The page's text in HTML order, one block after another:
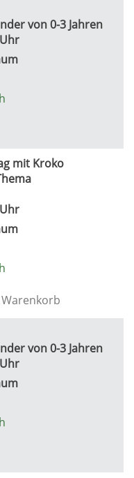
von 0-3 Jahren
mit Kroko
von 0-3 Jahren